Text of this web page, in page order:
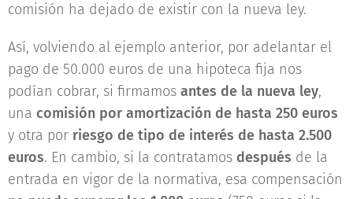
comisión ha dejado de existir con la nueva ley.
Así, volviendo al ejemplo anterior, por adelantar el
pago de 50.000 euros de una hipoteca fija nos
podían cobrar, si firmamos antes de la nueva ley,
una comisión por amortización de hasta 250 euros
y otra por riesgo de tipo de interés de hasta 2.500
euros. En cambio, si la contratamos después de la
entrada en vigor de la normativa, esa compensación